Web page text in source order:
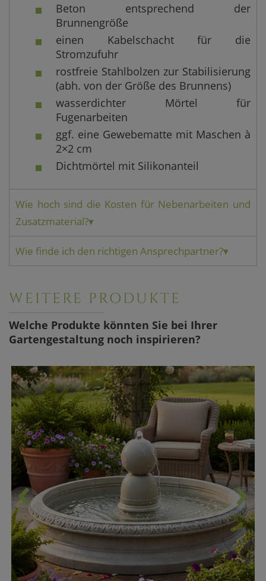
Beton entsprechend der
Brunnengröße
einen Kabelschacht für die
Stromzufuhr
rostfreie Stahlbolzen zur Stabilisierung
(abh. von der Größe des Brunnens)
wasserdichter Mörtel für
Fugenarbeiten
ggf. eine Gewebematte mit Maschen à
2×2 cm
Dichtmörtel mit Silikonanteil
Wie hoch sind die Kosten für Nebenarbeiten und
Zusatzmaterial?▾
Wie finde ich den richtigen Ansprechpartner?▾
WEITERE PRODUKTE
Welche Produkte könnten Sie bei Ihrer
Gartengestaltung noch inspirieren?